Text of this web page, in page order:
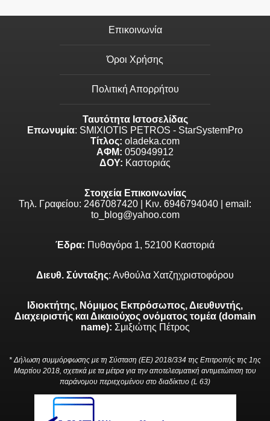
Επικοινωνία
Όροι Χρήσης
Πολιτική Απορρήτου
Ταυτότητα Ιστοσελίδας
Επωνυμία: SMIXIOTIS PETROS - StarSystemPro
Τίτλος: oladeka.com
ΑΦΜ: 050949912
ΔΟΥ: Καστοριάς
Στοιχεία Επικοινωνίας
Τηλ. Γραφείου: 2467087420 | Κιν. 6946794040 | email:
to_blog@yahoo.com
Έδρα: Πυθαγόρα 1, 52100 Καστοριά
Διευθ. Σύνταξης: Ανθούλα Χατζηχριστοφόρου
Ιδιοκτήτης, Νόμιμος Εκπρόσωπος, Διευθυντής,
Διαχειριστής και Δικαιούχος ονόματος τομέα (domain
name): Σμιξιώτης Πέτρος
* Δήλωση συμμόρφωσης με τη Σύσταση (ΕΕ) 2018/334 της Επιτροπής της 1ης
Μαρτίου 2018, σχετικά με τα μέτρα για την αποτελεσματική αντιμετώπιση του
παράνομου περιεχομένου στο διαδίκτυο (L 63)